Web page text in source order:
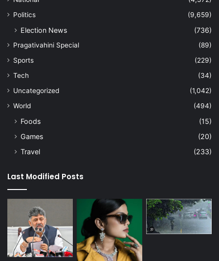
Politics
(9,659)
Election News (736)
Pragativahini Special
(89)
Sports
(229)
Tech
(34)
Uncategorized
(1,042)
World
(494)
Foods
(15)
Games
(20)
Travel
(233)
Last Modified Posts